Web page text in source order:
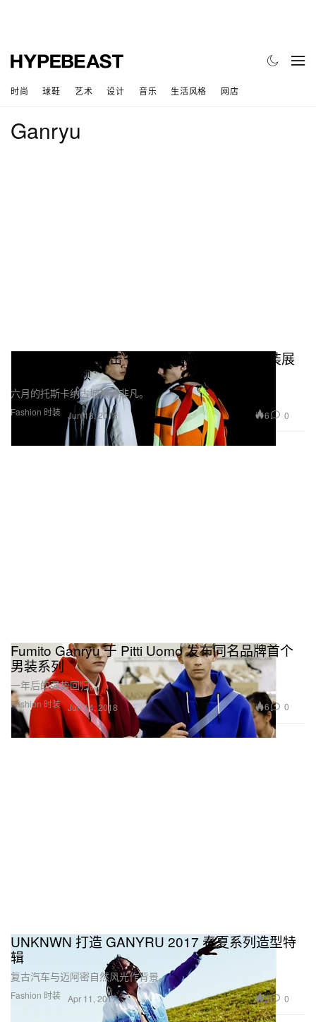
时尚 球鞋 艺术 设计 音乐 生活风格 网店
Ganryu
Fashion 时装
HYPEBEAST 直击－第 94 届 Pitti Uomo 男装展
七大亮点回顾
六月的托斯卡纳古城热闹非凡。
Jun 18, 2018 6 0
Fashion 时装
Fumito Ganryu 于 Pitti Uomo 发布同名品牌首个
男装系列
一年后的强势回归。
Jun 14, 2018 6 0
Fashion 时装
UNKNWN 打造 GANYRU 2017 春夏系列造型特
辑
复古汽车与迈阿密自然风光作背景。
Apr 11, 2017 2 0